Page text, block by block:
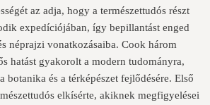
az adja, hogy a természettudós részt
expedíciójában, így bepillantást enged
néprajzi vonatkozásaiba. Cook három
hatást gyakorolt a modern tudományra,
botanika és a térképészet fejlődésére. Első
elkísérte, akiknek megfigyelései